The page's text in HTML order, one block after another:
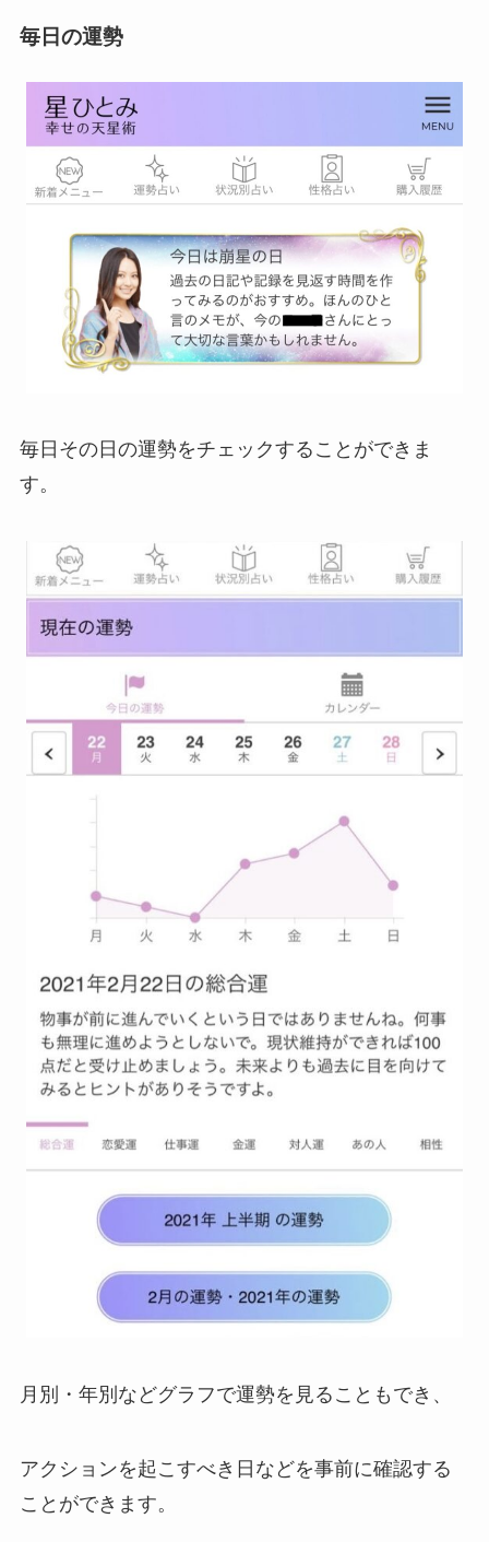
毎日の運勢
毎日その日の運勢をチェックすることができま
す。
月別・年別などグラフで運勢を見ることもでき、
アクションを起こすべき日などを事前に確認する
ことができます。